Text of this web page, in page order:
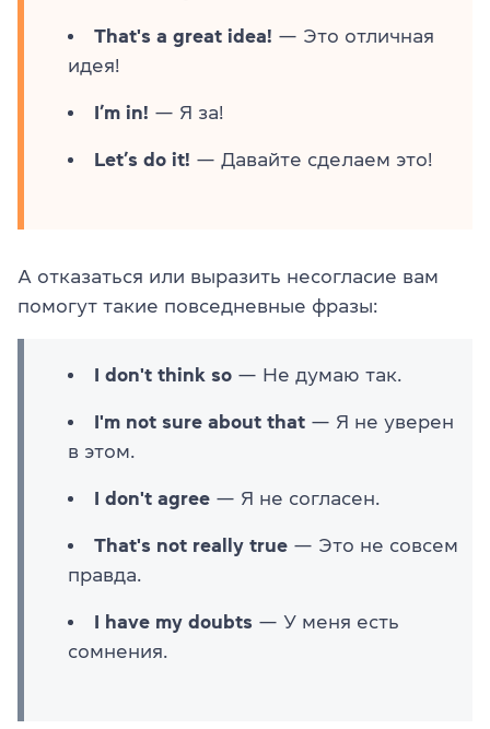
That's a great idea! — Это отличная
идея!
I’m in! — Я за!
Let’s do it! — Давайте сделаем это!
А отказаться или выразить несогласие вам
помогут такие повседневные фразы:
I don't think so — Не думаю так.
I'm not sure about that — Я не уверен
в этом.
I don't agree — Я не согласен.
That's not really true — Это не совсем
правда.
I have my doubts — У меня есть
сомнения.